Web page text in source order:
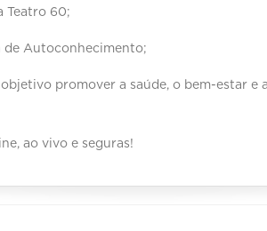
Teatro 60;⁣⁣
Autoconhecimento;⁣⁣
promover a saúde, o bem-estar e
ao vivo e seguras!⁣⁣